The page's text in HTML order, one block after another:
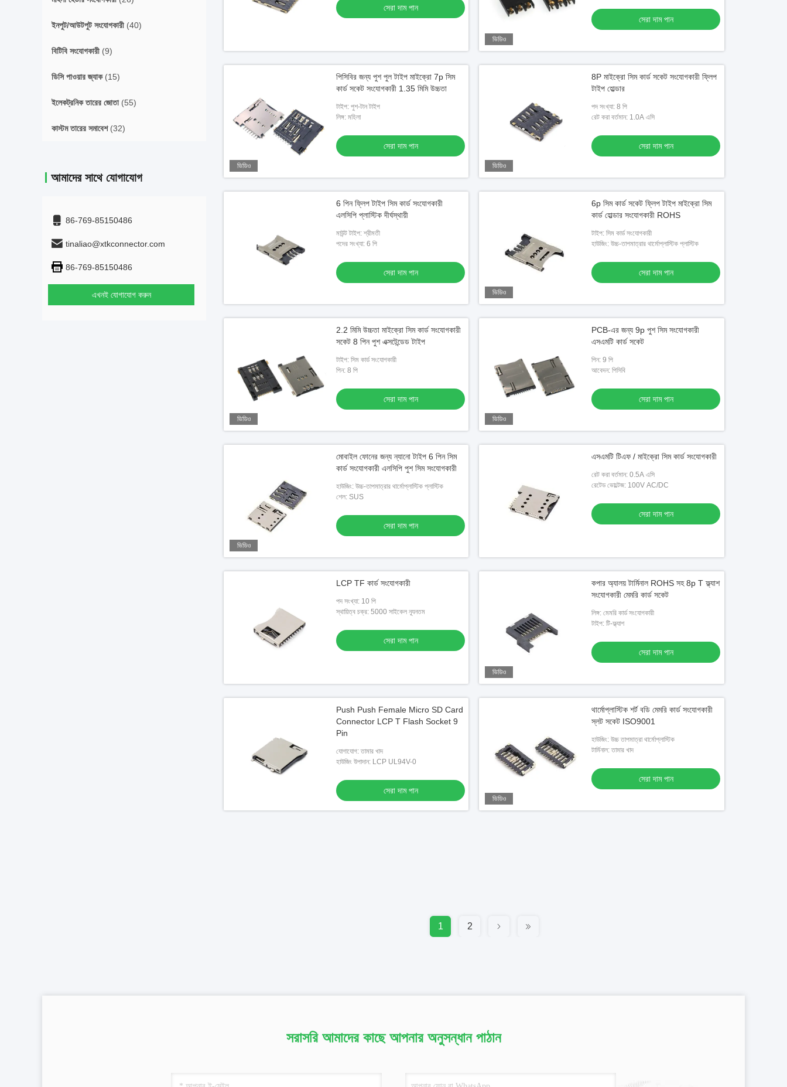
ইনপুট/আউটপুট সংযোগকারী (40)
বিটিবি সংযোগকারী (9)
ডিসি পাওয়ার জ্যাক(15)
ইলেকট্রনিক তারের জোতা(55)
কাস্টম তারের সমাবেশ(32)
আমাদের সাথে যোগাযোগ
86-769-85150486
tinaliao@xtkconnector.com
86-769-85150486
এখনই যোগাযোগ করুন
সেরা দাম পান
ভিডিও
সেরা দাম পান
ভিডিও
পিসিবির জন্য পুশ পুল টাইপ মাইক্রো 7p সিম
কার্ড সকেট সংযোগকারী 1.35 মিমি উচ্চতা
টাইপ: পুশ-টান টাইপ
লিঙ্গ: মহিলা
সেরা দাম পান
ভিডিও
8P মাইক্রো সিম কার্ড সকেট সংযোগকারী ফ্লিপ
টাইপ হোল্ডার
পদ সংখ্যা: 8 পি
রেট করা বর্তমান: 1.0A এসি
সেরা দাম পান
6 পিন ফ্লিপ টাইপ সিম কার্ড সংযোগকারী
এলসিপি প্লাস্টিক দীর্ঘস্থায়ী
মাউন্ট টাইপ: শ্রীমতী
পদের সংখ্যা: 6 পি
সেরা দাম পান
ভিডিও
6p সিম কার্ড সকেট ফ্লিপ টাইপ মাইক্রো সিম
কার্ড হোল্ডার সংযোগকারী ROHS
টাইপ: সিম কার্ড সংযোগকারী
হাউজিং: উচ্চ-তাপমাত্রার থার্মোপ্লাস্টিক প্লাস্টিক
সেরা দাম পান
ভিডিও
2.2 মিমি উচ্চতা মাইক্রো সিম কার্ড সংযোগকারী
সকেট 8 পিন পুশ এক্সটেন্ডেড টাইপ
টাইপ: সিম কার্ড সংযোগকারী
পিন: 8 পি
সেরা দাম পান
ভিডিও
PCB-এর জন্য 9p পুশ সিম সংযোগকারী
এসএমটি কার্ড সকেট
পিন: 9 পি
আবেদন: পিসিবি
সেরা দাম পান
ভিডিও
মোবাইল ফোনের জন্য ন্যানো টাইপ 6 পিন সিম
কার্ড সংযোগকারী এলসিপি পুশ সিম সংযোগকারী
হাউজিং: উচ্চ-তাপমাত্রার থার্মোপ্লাস্টিক প্লাস্টিক
শেল: SUS
সেরা দাম পান
এসএমটি টিএফ / মাইক্রো সিম কার্ড সংযোগকারী
রেট করা বর্তমান: 0.5A এসি
রেটেড ভোল্টেজ: 100V AC/DC
সেরা দাম পান
LCP TF কার্ড সংযোগকারী
পদ সংখ্যা: 10 পি
স্থায়িত্ব চক্র: 5000 সাইকেল ন্যূনতম
সেরা দাম পান
ভিডিও
কপার অ্যালয় টার্মিনাল ROHS সহ 8p T ফ্ল্যাশ
সংযোগকারী মেমরি কার্ড সকেট
লিঙ্গ: মেমরি কার্ড সংযোগকারী
টাইপ: টি-ফ্ল্যাশ
সেরা দাম পান
Push Push Female Micro SD Card
Connector LCP T Flash Socket 9
Pin
যোগাযোগ: তামার খাদ
হাউজিং উপাদান: LCP UL94V-0
সেরা দাম পান
ভিডিও
থার্মোপ্লাস্টিক শর্ট বডি মেমরি কার্ড সংযোগকারী
স্লট সকেট ISO9001
হাউজিং: উচ্চ তাপমাত্রা থার্মোপ্লাস্টিক
টার্মিনাল: তামার খাদ
সেরা দাম পান
1 2
সরাসরি আমাদের কাছে আপনার অনুসন্ধান পাঠান